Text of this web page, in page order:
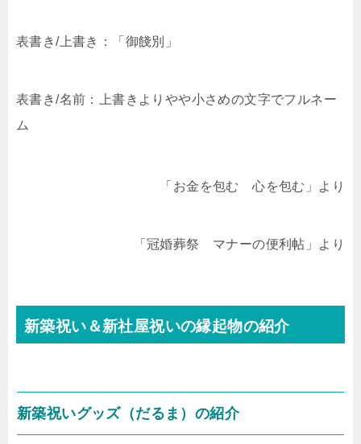
表書き/上書き：「御餞別」
表書き/名前：上書きよりやや小さめの文字でフルネー
ム
「お金を包む 心を包む」より
「冠婚葬祭 マナーの便利帖」より
新築祝い＆新社屋祝いの縁起物の紹介
新築祝いグッズ（だるま）の紹介